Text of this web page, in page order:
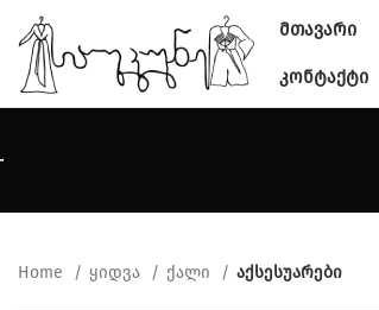
ᲛᲗᲐᲕᲐᲠᲘ
ᲙᲝᲜᲢᲐᲥᲢᲘ
Home ყიდვა ქალი აქსესუარები